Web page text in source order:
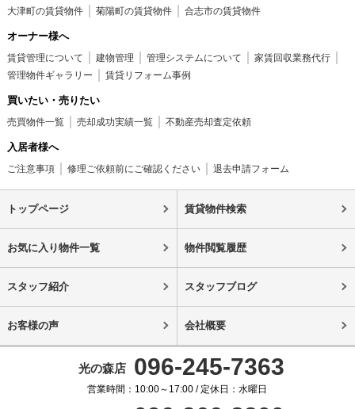
大津町の賃貸物件
菊陽町の賃貸物件 合志市の賃貸物件
オーナー様へ
賃貸管理について 建物管理 管理システムについて
家賃回収業務代行
管理物件ギャラリー
賃貸リフォーム事例
買いたい・売りたい
売買物件一覧 売却成功実績一覧 不動産売却査定依頼
入居者様へ
ご注意事項 修理ご依頼前にご確認ください 退去申請フォーム
トップページ 賃貸物件検索
お気に入り物件一覧 物件閲覧履歴
スタッフ紹介 スタッフブログ
お客様の声 会社概要
光の森店 096-245-7363
営業時間：10:00～17:00 / 定休日：水曜日